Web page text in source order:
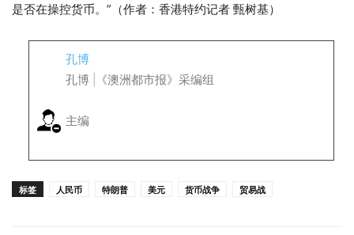
是否在操控货币。”（作者：香港特约记者 甄树基）
孔博
孔博 |《澳洲都市报》采编组
主编
标签 人民币 特朗普 美元 货币战争 贸易战